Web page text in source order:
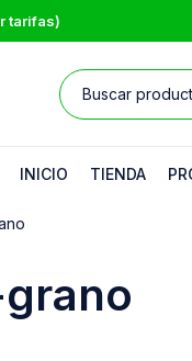
tarifas)
INICIO TIENDA